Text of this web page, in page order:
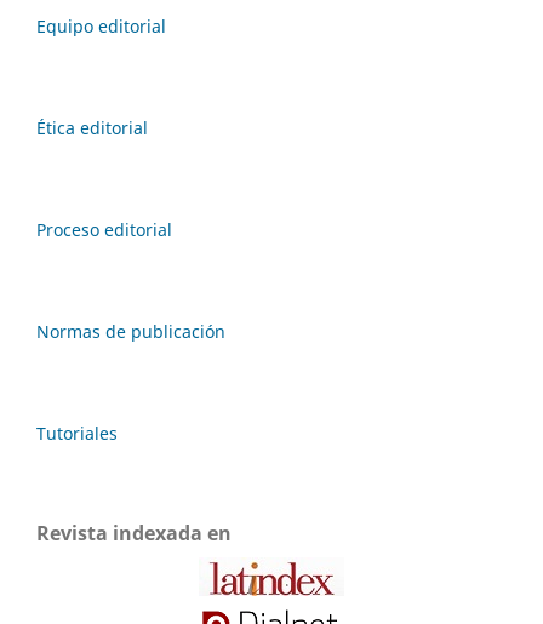
Equipo editorial
Ética editorial
Proceso editorial
Normas de publicación
Tutoriales
Revista indexada en